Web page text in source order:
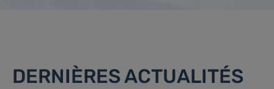
DERNIÈRES ACTUALITÉS